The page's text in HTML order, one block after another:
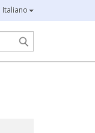
Italiano